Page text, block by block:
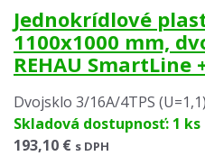
Jednokrídlové
1100x1000 mm,
REHAU SmartLine
Dvojsklo 3/16A/4TPS (U=1,1)
Skladová dostupnosť: 1 ks
193,10 € s DPH